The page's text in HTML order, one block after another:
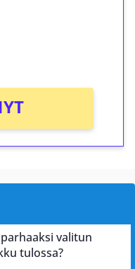
valitun
tulossa?